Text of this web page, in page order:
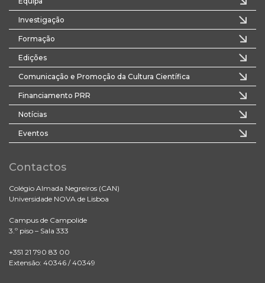
Investigação
Formação
Edições
Comunicação e Promoção da Cultura Científica
Financiamento PRR
Notícias
Eventos
Contactos
Colégio Almada Negreiros (CAN)
Universidade NOVA de Lisboa
Campus de Campolide
3.º piso – Sala 333
+351 21 790 83 00
Extensão: 40346 / 40349